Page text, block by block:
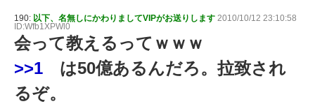
190: 以下、名無しにかわりましてVIPがお送りします 2010/10/12 23:10:58
ID:Wfb1XPWl0
会って教えるってｗｗｗ
>>1 は50億あるんだろ。拉致され
るぞ。